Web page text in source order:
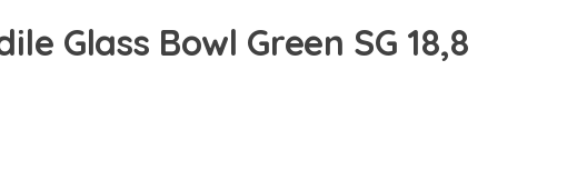
Glass Bowl Green SG 18,8